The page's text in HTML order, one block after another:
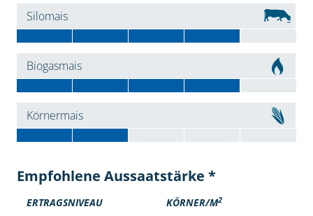
Silomais
Biogasmais
Körnermais
Empfohlene Aussaatstärke *
ERTRAGSNIVEAU KÖRNER/M2